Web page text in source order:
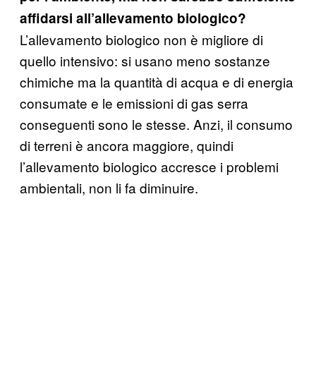
affidarsi all’allevamento biologico?
L’allevamento biologico non è migliore di
quello intensivo: si usano meno sostanze
chimiche ma la quantità di acqua e di energia
consumate e le emissioni di gas serra
conseguenti sono le stesse. Anzi, il consumo
di terreni è ancora maggiore, quindi
l’allevamento biologico accresce i problemi
ambientali, non li fa diminuire.